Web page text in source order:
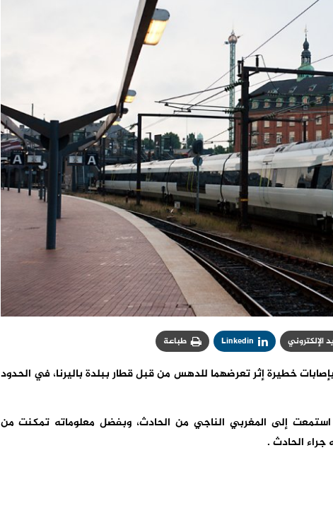
الإلكتروني Linkedin طباعة
خطيرة إثر تعرضهما للدهس من قبل قطار ببلدة باليرنا، في الحدود
استمعت إلى المغربي الناجي من الحادث، وبفضل معلوماته تمكنت من
الحادث .